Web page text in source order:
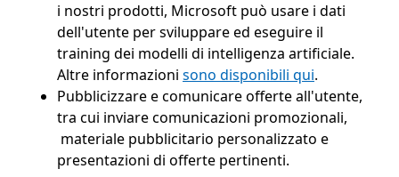
i nostri prodotti, Microsoft può usare i dati
dell'utente per sviluppare ed eseguire il
training dei modelli di intelligenza artificiale.
Altre informazioni sono disponibili qui.
Pubblicizzare e comunicare offerte all'utente,
tra cui inviare comunicazioni promozionali,
materiale pubblicitario personalizzato e
presentazioni di offerte pertinenti.